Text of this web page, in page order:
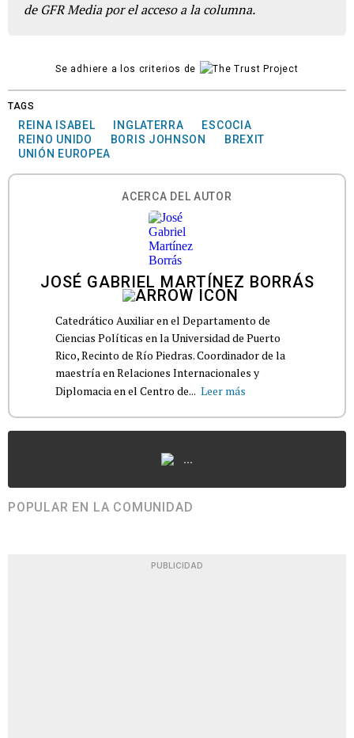
de GFR Media por el acceso a la columna.
Se adhiere a los criterios de
TAGS
REINA ISABEL INGLATERRA
ESCOCIA
REINO UNIDO
BORIS JOHNSON
BREXIT
UNIÓN EUROPEA
ACERCA DEL AUTOR
JOSÉ GABRIEL MARTÍNEZ BORRÁS
Catedrático Auxiliar en el Departamento de
Ciencias Políticas en la Universidad de Puerto
Rico, Recinto de Río Piedras. Coordinador de la
maestría en Relaciones Internacionales y
Diplomacia en el Centro de... Leer más
...
POPULAR EN LA COMUNIDAD
PUBLICIDAD